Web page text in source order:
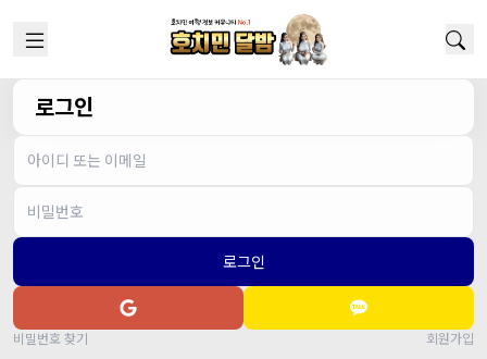
로그인
로그인
비밀번호 찾기 회원가입